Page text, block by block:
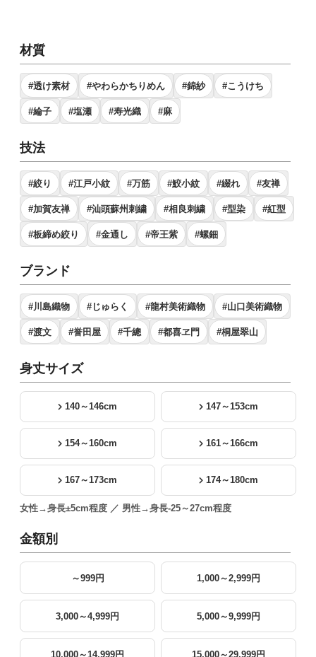
材質
#透け素材 #やわらかちりめん #錦紗 #こうけち
#綸子 #塩瀬 #寿光織 #麻
技法
#絞り #江戸小紋 #万筋 #鮫小紋 #綴れ #友禅
#加賀友禅 #汕頭蘇州刺繍 #相良刺繍 #型染 #紅型
#板締め絞り #金通し #帝王紫 #螺鈿
ブランド
#川島織物 #じゅらく #龍村美術織物 #山口美術織物
#渡文 #誉田屋 #千總 #都喜ヱ門 #桐屋翠山
身丈サイズ
140～146cm 147～153cm
154～160cm 161～166cm
167～173cm 174～180cm
女性→身長±5cm程度 ／ 男性→身長-25～27cm程度
金額別
～999円 1,000～2,999円
3,000～4,999円 5,000～9,999円
10,000～14,999円 15,000～29,999円